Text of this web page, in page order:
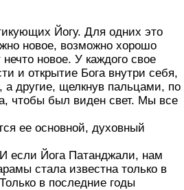
Йогу. Для одних это
новое, возможно хорошо
новое. У каждого свое
и открытие Бога внутри себя,
а другие, щелкнув пальцами, по
чтобы был виден свет. Мы все
ее основной, духовный
если Йога Патанджали, нам
стала известна только в
в последние годы